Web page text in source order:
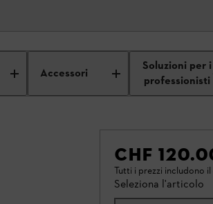
Accessori
Soluzioni per i
professionisti
CHF
Tutti i prezzi includono il
Seleziona l'articolo